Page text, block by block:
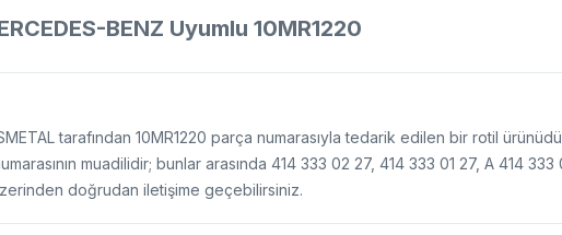
BENZ Uyumlu 10MR1220
tarafından 10MR1220 parça numarasıyla tedarik edilen bir rotil
muadilidir; bunlar arasında 414 333 02 27, 414 333 01 27, A 414
doğrudan iletişime geçebilirsiniz.